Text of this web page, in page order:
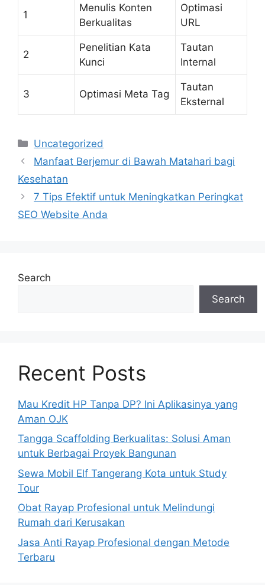
1
Menulis Konten
Berkualitas
Optimasi
URL
2
Penelitian Kata
Kunci
Tautan
Internal
3 Optimasi Meta Tag
Tautan
Eksternal
Categories
Uncategorized
Manfaat Berjemur di Bawah Matahari bagi
Kesehatan
7 Tips Efektif untuk Meningkatkan Peringkat
SEO Website Anda
Search
Search
Recent Posts
Mau Kredit HP Tanpa DP? Ini Aplikasinya yang
Aman OJK
Tangga Scaffolding Berkualitas: Solusi Aman
untuk Berbagai Proyek Bangunan
Sewa Mobil Elf Tangerang Kota untuk Study
Tour
Obat Rayap Profesional untuk Melindungi
Rumah dari Kerusakan
Jasa Anti Rayap Profesional dengan Metode
Terbaru